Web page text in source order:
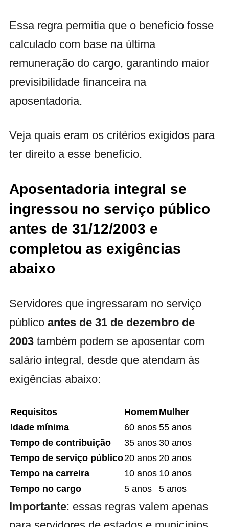
Essa regra permitia que o benefício fosse
calculado com base na última
remuneração do cargo, garantindo maior
previsibilidade financeira na
aposentadoria.
Veja quais eram os critérios exigidos para
ter direito a esse benefício.
Aposentadoria integral se
ingressou no serviço público
antes de 31/12/2003 e
completou as exigências
abaixo
Servidores que ingressaram no serviço
público antes de 31 de dezembro de
2003 também podem se aposentar com
salário integral, desde que atendam às
exigências abaixo:
Requisitos Homem Mulher
Idade mínima
60 anos 55 anos
Tempo de contribuição
35 anos 30 anos
Tempo de serviço público20 anos 20 anos
Tempo na carreira
10 anos 10 anos
Tempo no cargo
5 anos 5 anos
Importante: essas regras valem apenas